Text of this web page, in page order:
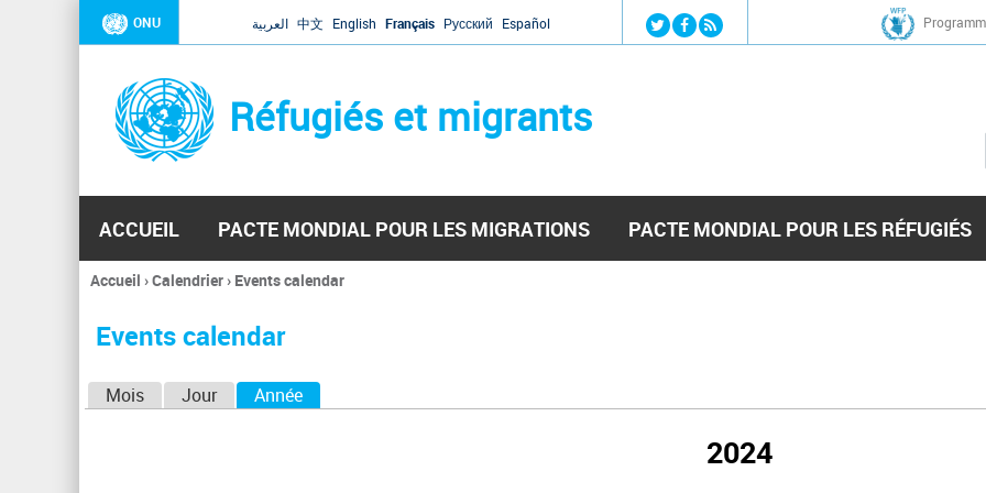
Jump to navigation
ONU العربية 中文 English Français Русский Español
Réfugiés et migrants
ACCUEIL PACTE MONDIAL POUR LES MIGRATIONS PACTE MONDIAL POUR LES RÉFUGIÉS
Vous
ici
Accueil ›Calendrier› Events calendar
Events calendar
Mois Jour Année
2024